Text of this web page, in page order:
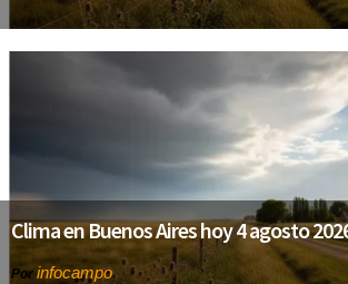
Clima en Buenos Aires hoy 4 agosto
Por infocampo